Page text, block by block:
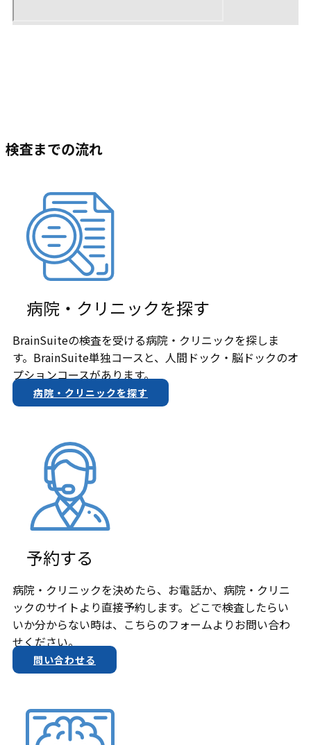
検査までの流れ
病院・クリニックを探す
BrainSuiteの検査を受ける病院・クリニックを探しま
す。BrainSuite単独コースと、人間ドック・脳ドックのオ
プションコースがあります。
病院・クリニックを探す
予約する
病院・クリニックを決めたら、お電話か、​病院・クリニ
ックのサイトより直接予約します。どこで検査したらい
いか分からない時は、こちらのフォームよりお問い合わ
せください。
問い合わせる